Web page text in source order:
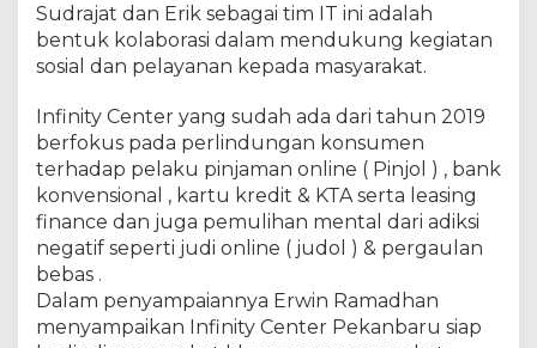
m
i
d
u
d
i
e
n
i
d
Sudrajat dan Erik sebagai tim IT ini adalah
bentuk kolaborasi dalam mendukung kegiatan
sosial dan pelayanan kepada masyarakat.
Infinity Center yang sudah ada dari tahun 2019
berfokus pada perlindungan konsumen
terhadap pelaku pinjaman online ( Pinjol ) , bank
konvensional , kartu kredit & KTA serta leasing
finance dan juga pemulihan mental dari adiksi
negatif seperti judi online ( judol ) & pergaulan
bebas .
Dalam penyampaiannya Erwin Ramadhan
menyampaikan Infinity Center Pekanbaru siap